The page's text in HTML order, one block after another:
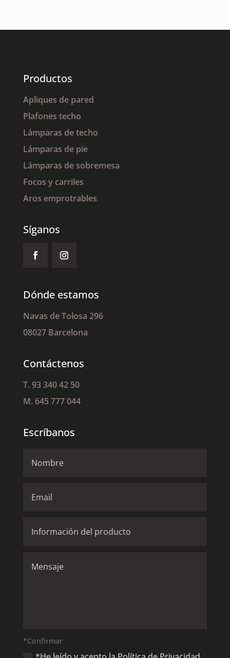
Productos
Apliques de pared
Plafones techo
Lámparas de techo
Lámparas de pie
Lámparas de sobremesa
Focos y carriles
Aros emprotrables
Síganos
Dónde estamos
Navas de Tolosa 296
08027 Barcelona
Contáctenos
T. 93 340 42 50
M. 645 777 044
Escríbanos
*Confirmar